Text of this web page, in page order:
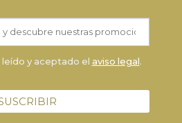
y aceptado el aviso legal.